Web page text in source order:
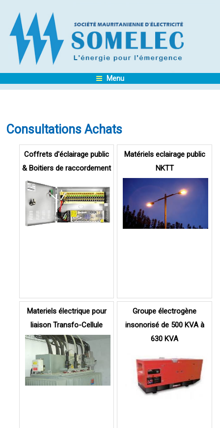
Menu
Consultations Achats
Matériels eclairage public
NKTT
Coffrets d'éclairage public
& Boitiers de raccordement
Groupe électrogène
insonorisé de 500 KVA à
630 KVA
Materiels électrique pour
liaison Transfo-Cellule
Pages